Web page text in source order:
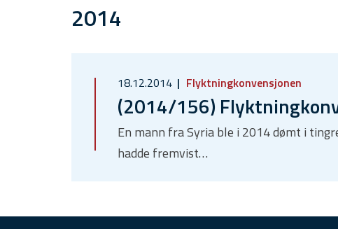
2014
18.12.2014 Flyktningkonvensjonen
(2014/156)
En mann fra Syria ble i 2014 dømt i
hadde fremvist…